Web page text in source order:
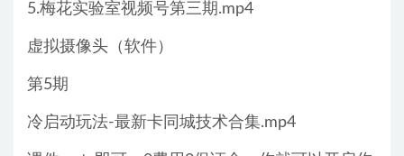
5.梅花实验室视频号第三期.mp4
虚拟摄像头（软件）
第5期
冷启动玩法-最新卡同城技术合集.mp4